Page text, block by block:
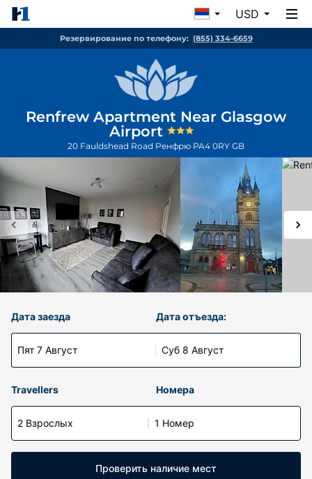
USD
Резервирование по телефону: (855) 334-6659
Renfrew Apartment Near Glasgow
Airport
20 Fauldshead Road Ренфрю PA4 0RY GB
Дата заезда
Пят 7 Август
Дата отъезда:
Суб 8 Август
Travellers Номера
2 Взрослых 1 Номер
Проверить наличие мест